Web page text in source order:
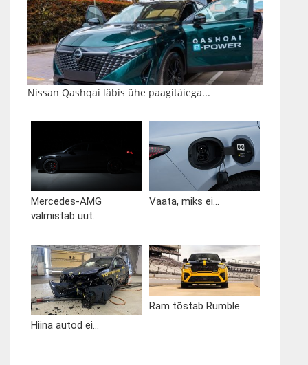
Nissan Qashqai läbis ühe paagitäiega...
Mercedes-AMG
valmistab uut...
Vaata, miks ei...
Hiina autod ei...
Ram tõstab Rumble...